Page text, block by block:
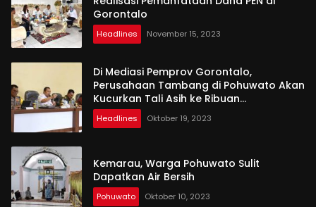
Gorontalo
Headlines November 15, 2023
Di Mediasi Pemprov Gorontalo,
Perusahaan Tambang di Pohuwato Akan
Kucurkan Tali Asih ke Ribuan
Penambang
Headlines Oktober 19, 2023
Kemarau, Warga Pohuwato Sulit
Dapatkan Air Bersih
Pohuwato Oktober 10, 2023